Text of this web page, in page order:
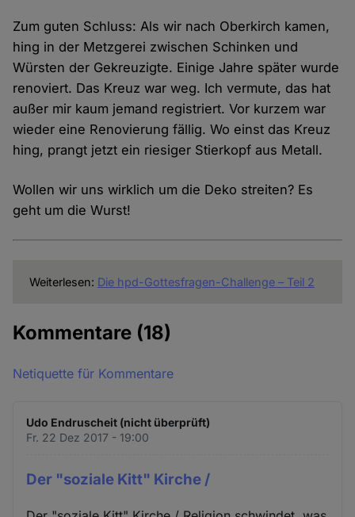
Zum guten Schluss: Als wir nach Oberkirch kamen,
hing in der Metzgerei zwischen Schinken und
Würsten der Gekreuzigte. Einige Jahre später wurde
renoviert. Das Kreuz war weg. Ich vermute, das hat
außer mir kaum jemand registriert. Vor kurzem war
wieder eine Renovierung fällig. Wo einst das Kreuz
hing, prangt jetzt ein riesiger Stierkopf aus Metall.
Wollen wir uns wirklich um die Deko streiten? Es
geht um die Wurst!
Weiterlesen: Die hpd-Gottesfragen-Challenge – Teil 2
Kommentare (18)
Netiquette für Kommentare
Udo Endruscheit (nicht überprüft)
Fr. 22 Dez 2017 - 19:00
Der "soziale Kitt" Kirche /